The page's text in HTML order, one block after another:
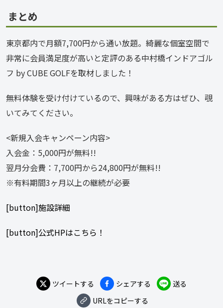
まとめ
東京都内で月額7,700円から通い放題。綺麗な個室空間で
非常に会員満足度が高いと定評のある中村橋インドアゴル
フ by CUBE GOLFを取材しました！
無料体験を受け付けているので、興味がある方はぜひ、覗
いてみてください。
<新規入会キャンペーン内容>
入会金：5,000円が無料!!
翌月分会費：7,700円から24,800円が無料!!
※有料期間3ヶ月以上の継続が必要
[button]施設詳細
[button]公式HPはこちら！
ツイートする シェアする
送る
URLをコピーする